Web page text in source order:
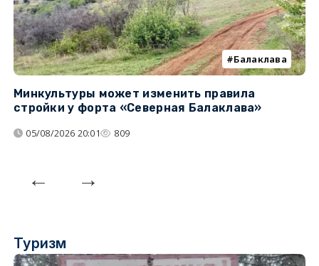
Балаклава
Минкультуры может изменить правила
стройки у форта «Северная Балаклава»
05/08/2026 20:01 809
Туризм